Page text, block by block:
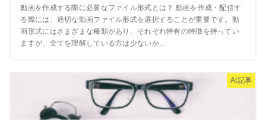
動画を作成する際に必要なファイル形式とは？ 動画を作成・配信す
る際には、適切な動画ファイル形式を選択することが重要です。動
画形式にはさまざまな種類があり、それぞれ特有の特徴を持ってい
ますが、全てを理解している方は少ないか...
AI記事